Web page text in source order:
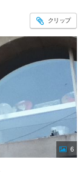
クリップ
6